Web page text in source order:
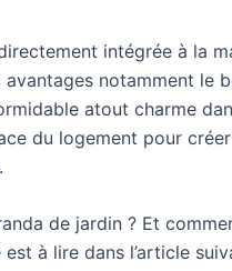
intégrée à la
avantages notamment le
atout charme
du logement pour
de jardin ? Et
à lire dans l’article